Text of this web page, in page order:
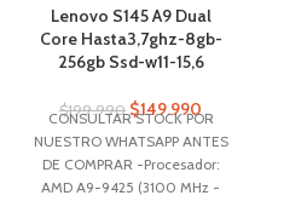
Lenovo S145 A9 Dual
Core Hasta3,7ghz-8gb-
256gb Ssd-w11-15,6
$199.990 $149.990
CONSULTAR STOCK POR
NUESTRO WHATSAPP ANTES
DE COMPRAR -Procesador:
AMD A9-9425 (3100 MHz -